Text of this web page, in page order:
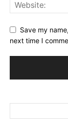
Save my
next time I